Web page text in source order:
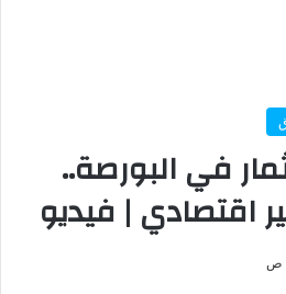
في البورصة..
اقتصادي | فيديو